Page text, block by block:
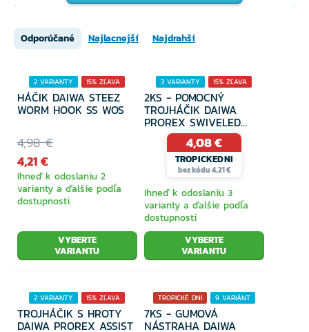
Feederové prúty a pickery
Prívlačové prúty
Teleskopické prúty
Studené more
Sety pre začínajúcich rybárov
Veľkokapacitné kaprové
Odporúčané Najlacnejší Najdrahší
2 VARIANTY 15% ZĽAVA
HÁČIK DAIWA STEEZ
WORM HOOK SS WOS
4,98 €
4,21 €
Ihneď k odoslaniu 2
varianty a ďalšie podľa
dostupnosti
VYBERTE
VARIANTU
3 VARIANTY 15% ZĽAVA
2KS - POMOCNÝ
TROJHÁČIK DAIWA
PROREX SWIVELED
HEAD ASSIST
4,08 €
TROPICKEDNI
bez kódu 4,21 €
Ihneď k odoslaniu 3
varianty a ďalšie podľa
dostupnosti
VYBERTE
VARIANTU
2 VARIANTY 15% ZĽAVA
TROJHÁČIK S HROTY
DAIWA PROREX ASSIST
TROPICKÉ DNI
9 VARIÁNT
15% ZĽAVA
7KS - GUMOVÁ
NÁSTRAHA DAIWA